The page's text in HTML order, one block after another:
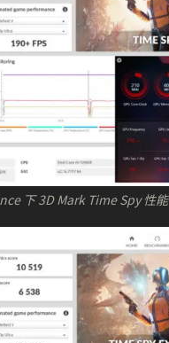
下 3D Mark Time Spy 性能